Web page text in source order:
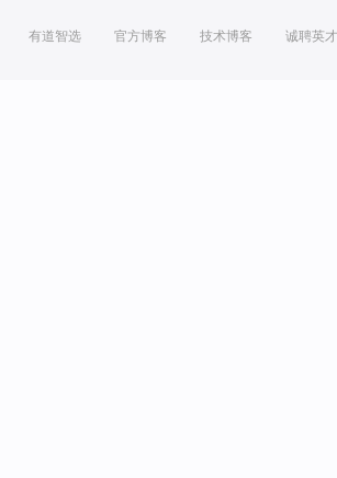
有道智选 官方博客 技术博客 诚聘英才